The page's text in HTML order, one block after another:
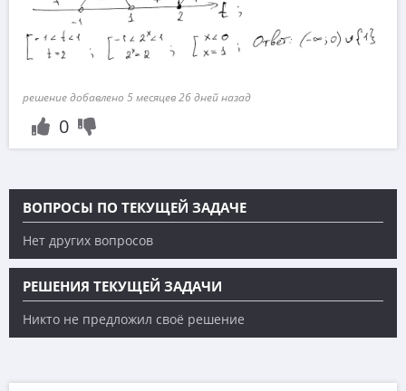
решение добавлено 5 месяцев 26 дней назад
0
ВОПРОСЫ ПО ТЕКУЩЕЙ ЗАДАЧЕ
Нет других вопросов
РЕШЕНИЯ ТЕКУЩЕЙ ЗАДАЧИ
Никто не предложил своё решение